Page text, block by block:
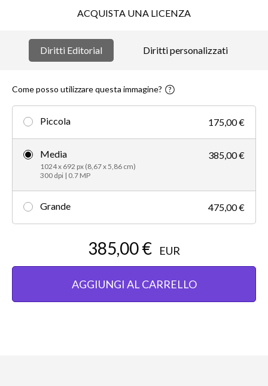
ACQUISTA UNA LICENZA
Diritti Editorial Diritti personalizzati
Come posso utilizzare questa immagine?
Piccola 175,00 €
Media
1024 x 692 px (8,67 x 5,86 cm)
300 dpi | 0.7 MP
385,00 €
Grande 475,00 €
385,00 € EUR
AGGIUNGI AL CARRELLO